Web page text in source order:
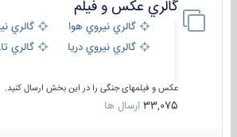
گالري عكس و فيلم
گالري نيروي هوايي
گالري
گالري نيروي دريايي
گالري
عکس و فیلمهای جنگی را در این بخش ارسال کنید.
33,075 ارسال ها